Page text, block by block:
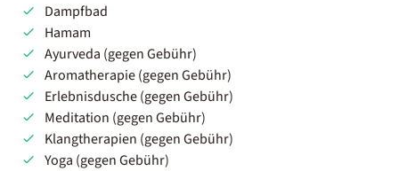
Dampfbad
Hamam
Ayurveda (gegen Gebühr)
Aromatherapie (gegen Gebühr)
Erlebnisdusche (gegen Gebühr)
Meditation (gegen Gebühr)
Klangtherapien (gegen Gebühr)
Yoga (gegen Gebühr)